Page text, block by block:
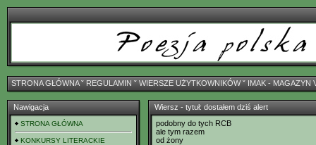
STRONA GŁÓWNAˇ REGULAMIN ˇ WIERSZE UŻYTKOWNIKÓWˇ IMAK - MAGAZYN
Nawigacja
STRONA GŁÓWNA
KONKURSY LITERACKIE
Wiersz - tytuł: dostałem dziś alert
podobny do tych RCB
ale tym razem
od żony